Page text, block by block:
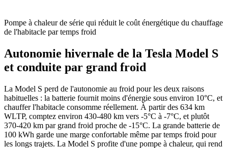
Pompe à chaleur de série qui réduit le coût énergétique du chauffage
de l'habitacle par temps froid
Autonomie hivernale de la Tesla Model S
et conduite par grand froid
La Model S perd de l'autonomie au froid pour les deux raisons
habituelles : la batterie fournit moins d'énergie sous environ 10°C, et
chauffer l'habitacle consomme réellement. À partir des 634 km
WLTP, comptez environ 430-480 km vers -5°C à -7°C, et plutôt
370-420 km par grand froid proche de -15°C. La grande batterie de
100 kWh garde une marge confortable même par temps froid pour
les longs trajets. La Model S profite d'une pompe à chaleur, qui rend